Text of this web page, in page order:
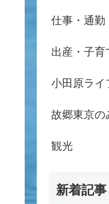
仕事・通勤
出産・子育
小田原ライ
故郷東京の
観光
新着記事